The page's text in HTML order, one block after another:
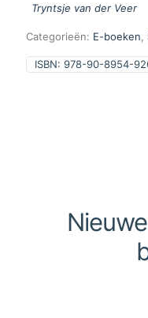
Tryntsje van der Veer
Categorieën: E-boeken
ISBN: 978-90-8954-